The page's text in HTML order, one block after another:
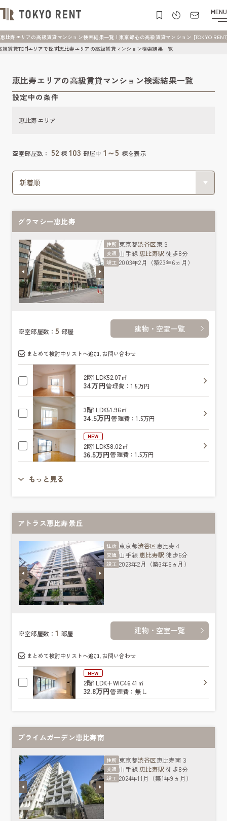
MENU
恵比寿エリアの高級賃貸マンション検索結果一覧 | 東京都心の高級賃貸マンション [TOKYO
級賃貸TOPエリアで探す恵比寿エリアの高級賃貸マンション検索結果一覧
恵比寿エリアの高級賃貸マンション検索結果一覧
設定中の条件
空室部屋数： 52 棟 103 部屋中 1～5 棟を表示
恵比寿エリア
グラマシー恵比寿
住所 東京都渋谷区東３
交通 山手線 恵比寿駅 徒歩8分
竣工 2003年2月（築23年6ヵ月）
空室部屋数：5 部屋 建物・空室一覧
まとめて検討中リストへ追加､お問い合わせ
2階1LDK52.07㎡
34万円管理費：1.5万円
3階1LDK51.96㎡
34.5万円管理費：1.5万円
NEW
2階1LDK58.02㎡
36.5万円管理費：1.5万円
もっと見る
アトラス恵比寿景丘
住所 東京都渋谷区恵比寿４
交通 山手線 恵比寿駅 徒歩6分
竣工 2023年2月（築3年6ヵ月）
空室部屋数：1 部屋 建物・空室一覧
まとめて検討中リストへ追加､お問い合わせ
NEW
2階1LDK+WIC46.41㎡
32.8万円管理費：無し
プライムガーデン恵比寿南
住所 東京都渋谷区恵比寿南３
交通 山手線 恵比寿駅 徒歩8分
竣工 2024年11月（築1年9ヵ月）